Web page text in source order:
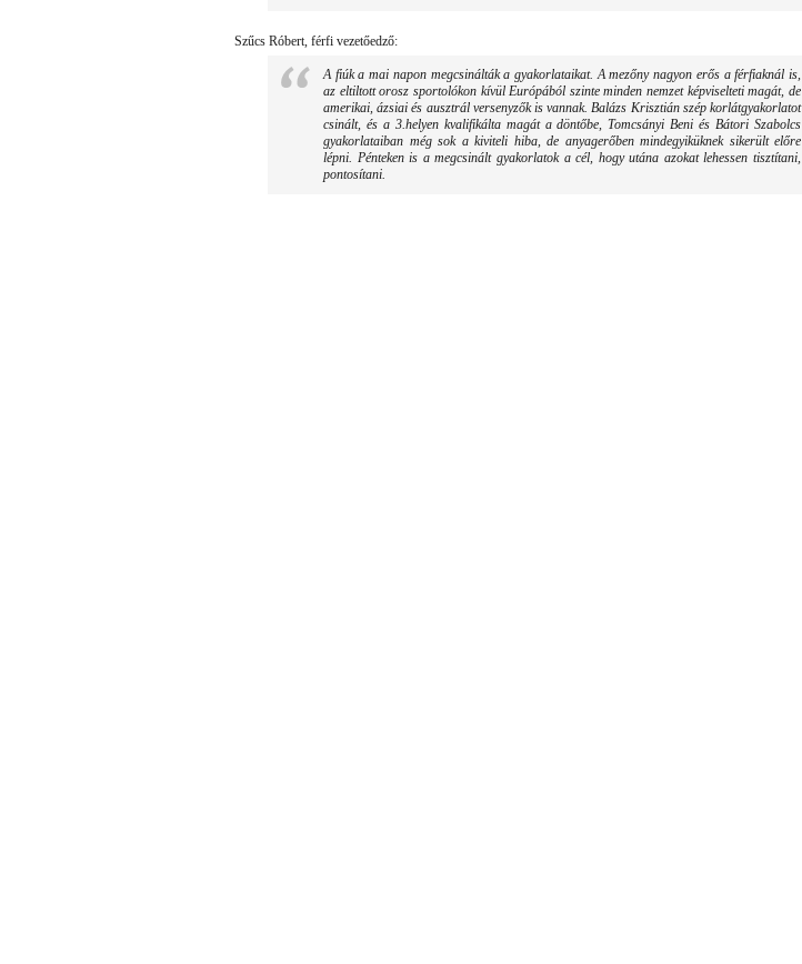
Szűcs Róbert, férfi vezetőedző:
A fiúk a mai napon megcsinálták a gyakorlataikat. A mezőny nagyon erős a férfiaknál is,
az eltiltott orosz sportolókon kívül Európából szinte minden nemzet képviselteti magát, de
amerikai, ázsiai és ausztrál versenyzők is vannak. Balázs Krisztián szép korlátgyakorlatot
csinált, és a 3.helyen kvalifikálta magát a döntőbe, Tomcsányi Beni és Bátori Szabolcs
gyakorlataiban még sok a kiviteli hiba, de anyagerőben mindegyiküknek sikerült előre
lépni. Pénteken is a megcsinált gyakorlatok a cél, hogy utána azokat lehessen tisztítani,
pontosítani.